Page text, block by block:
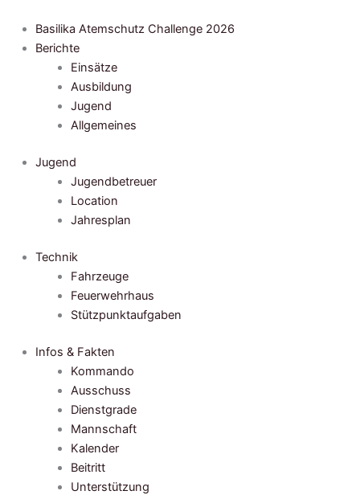
Inhalt
springen
Basilika Atemschutz Challenge 2026
Berichte
Einsätze
Ausbildung
Jugend
Allgemeines
Jugend
Jugendbetreuer
Location
Jahresplan
Technik
Fahrzeuge
Feuerwehrhaus
Stützpunktaufgaben
Infos & Fakten
Kommando
Ausschuss
Dienstgrade
Mannschaft
Kalender
Beitritt
Unterstützung